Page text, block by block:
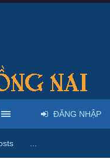
ĐĂNG NHẬP